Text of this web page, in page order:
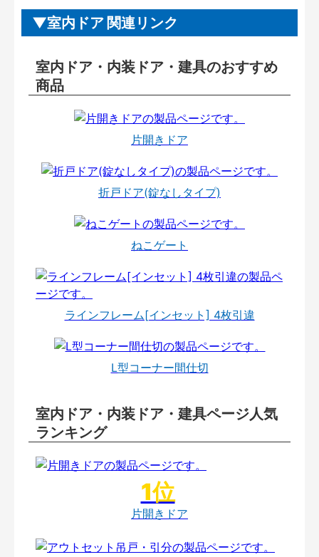
室内ドア 関連リンク
室内ドア・内装ドア・建具のおすすめ
商品
片開きドア
折戸ドア(錠なしタイプ)
ねこゲート
ラインフレーム[インセット] 4枚引違
L型コーナー間仕切
室内ドア・内装ドア・建具ページ人気
ランキング
片開きドア